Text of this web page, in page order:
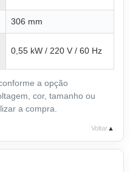
306 mm
0,55 kW / 220 V / 60 Hz
a opção
cor, tamanho ou
a compra.
Voltar▲